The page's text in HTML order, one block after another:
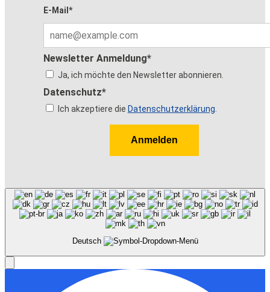
E-Mail*
Newsletter Anmeldung*
Ja, ich möchte den Newsletter abonnieren.
Datenschutz*
Ich akzeptiere die Datenschutzerklärung.
Anmelden
Deutsch